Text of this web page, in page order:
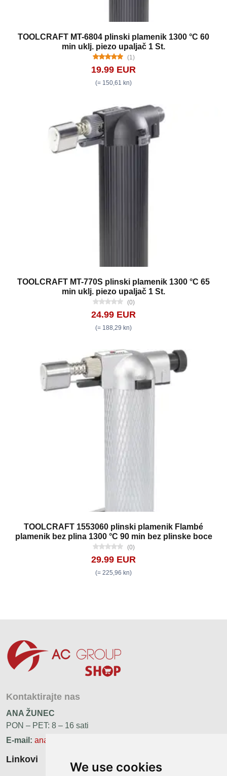
We use cookies
TOOLCRAFT MT-6804 plinski plamenik 1300 °C 60
min uklj. piezo upaljač 1 St.
(1)
19.99 EUR
(= 150,61 kn)
TOOLCRAFT MT-770S plinski plamenik 1300 °C 65
min uklj. piezo upaljač 1 St.
(0)
24.99 EUR
(= 188,29 kn)
TOOLCRAFT 1553060 plinski plamenik Flambé
plamenik bez plina 1300 °C 90 min bez plinske boce
(0)
29.99 EUR
(= 225,96 kn)
Kontaktirajte nas
ANA ŽUNEC
PON – PET: 8 – 16 sati
E-mail: ana.zunec@ac-group.hr
Linkovi